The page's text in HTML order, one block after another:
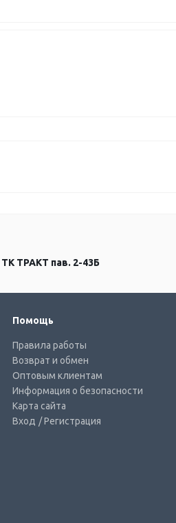
ТРАКТ пав. 2-43Б
Помощь
Правила работы
Возврат и обмен
Оптовым клиентам
Информация о безопасности
Карта сайта
Вход / Регистрация